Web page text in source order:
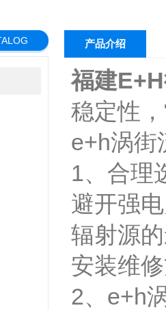
产品介绍
福建
稳定性
e+h涡街
1、合理
避开强
辐射源
安装维
2、e+h